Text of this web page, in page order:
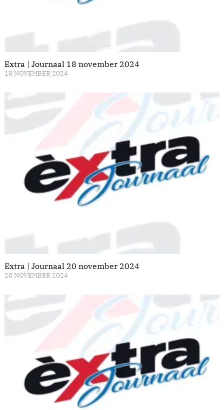
Extra | Journaal 18 november 2024
18 NOVEMBER 2024
Extra | Journaal 20 november 2024
20 NOVEMBER 2024